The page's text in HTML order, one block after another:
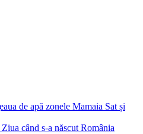
de apă zonele Mamaia Sat și
când s-a născut România